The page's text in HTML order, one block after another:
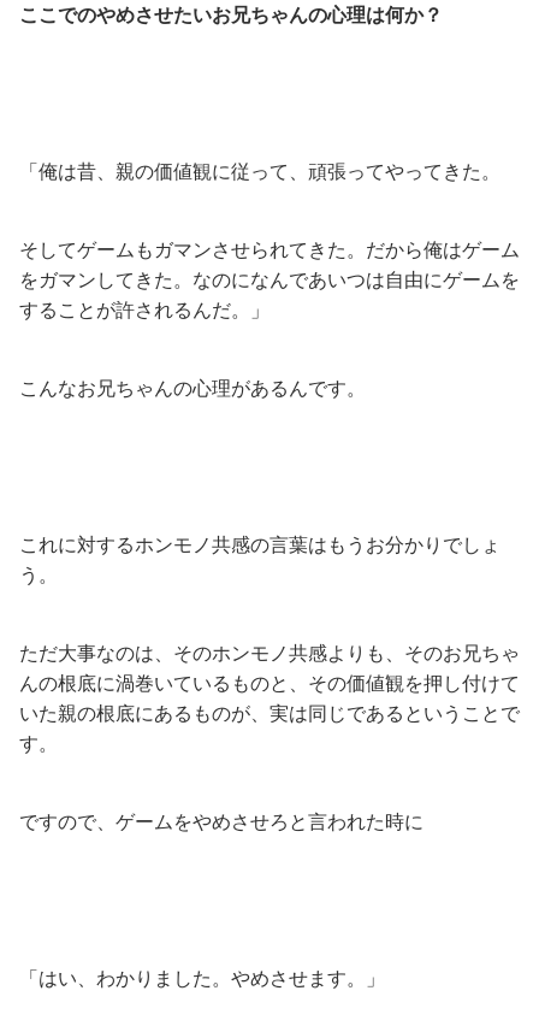
ここでのやめさせたいお兄ちゃんの心理は何か？
「俺は昔、親の価値観に従って、頑張ってやってきた。
そしてゲームもガマンさせられてきた。だから俺はゲーム
をガマンしてきた。なのになんであいつは自由にゲームを
することが許されるんだ。」
こんなお兄ちゃんの心理があるんです。
これに対するホンモノ共感の言葉はもうお分かりでしょ
う。
ただ大事なのは、そのホンモノ共感よりも、そのお兄ちゃ
んの根底に渦巻いているものと、その価値観を押し付けて
いた親の根底にあるものが、実は同じであるということで
す。
ですので、ゲームをやめさせろと言われた時に
「はい、わかりました。やめさせます。」